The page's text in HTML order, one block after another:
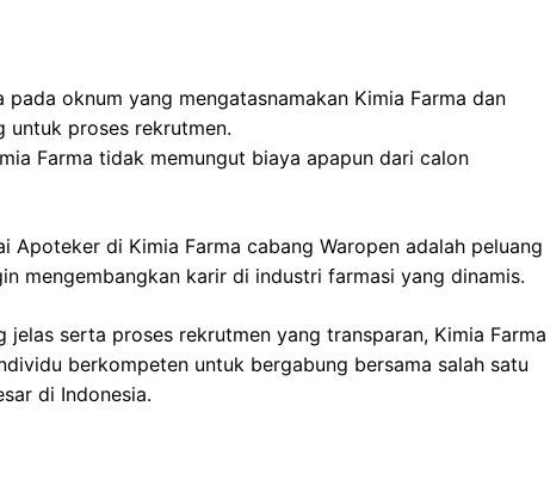
pada oknum yang mengatasnamakan Kimia Farma dan
untuk proses rekrutmen.
Farma tidak memungut biaya apapun dari calon
Apoteker di Kimia Farma cabang Waropen adalah peluang
mengembangkan karir di industri farmasi yang dinamis.
jelas serta proses rekrutmen yang transparan, Kimia Farma
berkompeten untuk bergabung bersama salah satu
di Indonesia.